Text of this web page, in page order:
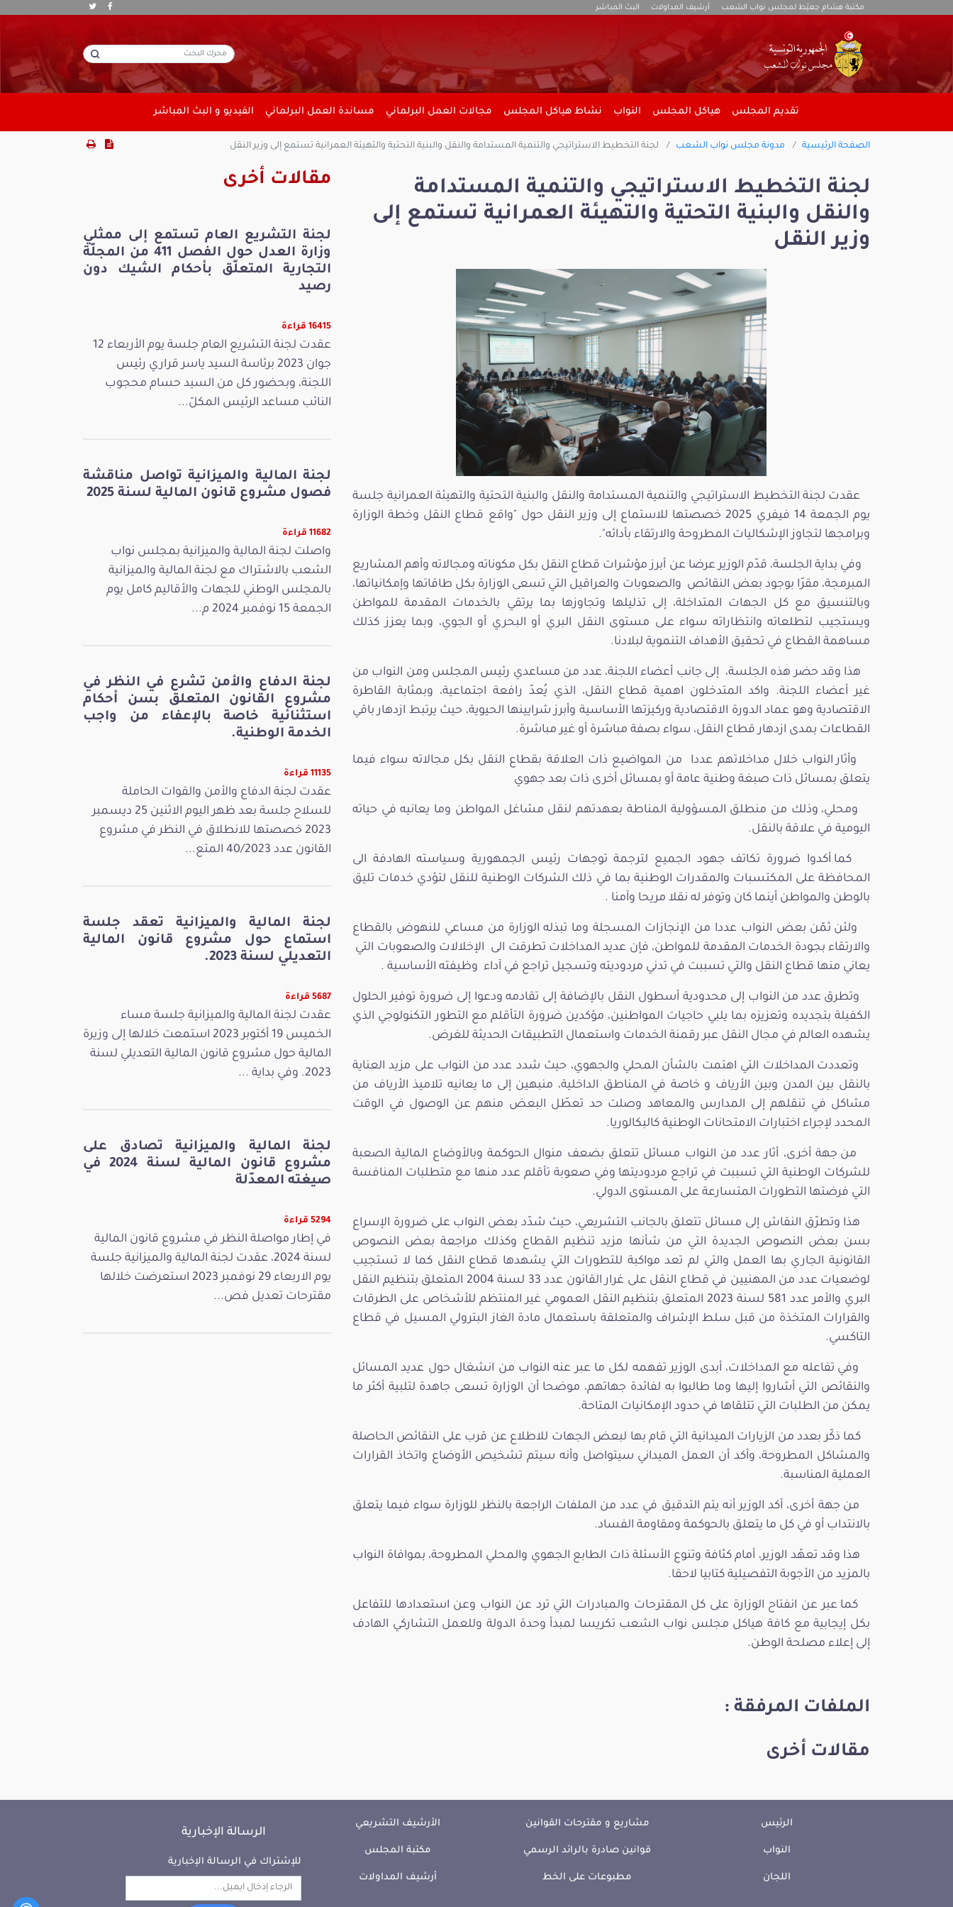
مكتبة هشام جعيّط لمجلس نواب الشعب أرشيف المداولات البث المباشر
تقديم المجلس هياكل المجلس النواب نشاط هياكل المجلس مجالات العمل البرلماني مساندة العمل البرلماني الفيديو و البث المباشر
الصفحة الرئيسية مدونة مجلس نواب الشعب لجنة التخطيط الاستراتيجي والتنمية المستدامة والنقل والبنية التحتية والتهيئة العمرانية تستمع إلى وزير النقل
لجنة التخطيط الاستراتيجي والتنمية المستدامة
والنقل والبنية التحتية والتهيئة العمرانية تستمع إلى
وزير النقل
عقدت لجنة التخطيط الاستراتيجي والتنمية المستدامة والنقل والبنية التحتية والتهيئة العمرانية جلسة
يوم الجمعة 14 فيفري 2025 خصصتها للاستماع إلى وزير النقل حول "واقع قطاع النقل وخطة الوزارة
وبرامجها لتجاوز الإشكاليات المطروحة والارتقاء بأدائه".
وفي بداية الجلسة، قدّم الوزير عرضا عن أبرز مؤشرات قطاع النقل بكل مكوناته ومجالاته وأهم المشاريع
المبرمجة، مقرّا بوجود بعض النقائص والصعوبات والعراقيل التي تسعى الوزارة بكل طاقاتها وإمكانياتها،
وبالتنسيق مع كل الجهات المتداخلة، إلى تذليلها وتجاوزها بما يرتقي بالخدمات المقدمة للمواطن
ويستجيب لتطلعاته وانتظاراته سواء على مستوى النقل البري أو البحري أو الجوي، وبما يعزز كذلك
مساهمة القطاع في تحقيق الأهداف التنموية لبلادنا.
هذا وقد حضر هذه الجلسة، إلى جانب أعضاء اللجنة، عدد من مساعدي رئيس المجلس ومن النواب من
غير أعضاء اللجنة. واكد المتدخلون اهمية قطاع النقل، الذي يُعدّ رافعة اجتماعية، وبمثابة القاطرة
الاقتصادية وهو عماد الدورة الاقتصادية وركيزتها الأساسية وأبرز شرايينها الحيوية، حيث يرتبط ازدهار باقي
القطاعات بمدى ازدهار قطاع النقل، سواء بصفة مباشرة أو غير مباشرة.
وأثار النواب خلال مداخلاتهم عددا من المواضيع ذات العلاقة بقطاع النقل بكل مجالاته سواء فيما
يتعلق بمسائل ذات صبغة وطنية عامة أو بمسائل أخرى ذات بعد جهوي
ومحلي، وذلك من منطلق المسؤولية المناطة بعهدتهم لنقل مشاغل المواطن وما يعانيه في حياته
اليومية في علاقة بالنقل.
كما أكدوا ضرورة تكاتف جهود الجميع لترجمة توجهات رئيس الجمهورية وسياسته الهادفة الى
المحافظة على المكتسبات والمقدرات الوطنية بما في ذلك الشركات الوطنية للنقل لتؤدي خدمات تليق
بالوطن والمواطن أينما كان وتوفر له نقلا مريحا وآمنا .
ولئن ثمّن بعض النواب عددا من الإنجازات المسجلة وما تبذله الوزارة من مساعي للنهوض بالقطاع
والارتقاء بجودة الخدمات المقدمة للمواطن، فإن عديد المداخلات تطرقت الى الإخلالات والصعوبات التي
يعاني منها قطاع النقل والتي تسببت في تدني مردوديته وتسجيل تراجع في آداء وظيفته الأساسية .
وتطرق عدد من النواب إلى محدودية أسطول النقل بالإضافة إلى تقادمه ودعوا إلى ضرورة توفير الحلول
الكفيلة بتجديده وتعزيزه بما يلبي حاجيات المواطنين، مؤكدين ضرورة التأقلم مع التطور التكنولوجي الذي
يشهده العالم في مجال النقل عبر رقمنة الخدمات واستعمال التطبيقات الحديثة للغرض.
وتعددت المداخلات التي اهتمت بالشأن المحلي والجهوي، حيث شدد عدد من النواب على مزيد العناية
بالنقل بين المدن وبين الأرياف و خاصة في المناطق الداخلية، منبهين إلى ما يعانيه تلاميذ الأرياف من
مشاكل في تنقلهم إلى المدارس والمعاهد وصلت حد تعطّل البعض منهم عن الوصول في الوقت
المحدد لإجراء اختبارات الامتحانات الوطنية كالبكالوريا.
من جهة أخرى، أثار عدد من النواب مسائل تتعلق بضعف منوال الحوكمة وبالأوضاع المالية الصعبة
للشركات الوطنية التي تسببت في تراجع مردوديتها وفي صعوبة تأقلم عدد منها مع متطلبات المنافسة
التي فرضتها التطورات المتسارعة على المستوى الدولي.
هذا وتطرّق النقاش إلى مسائل تتعلق بالجانب التشريعي، حيث شدّد بعض النواب على ضرورة الإسراع
بسن بعض النصوص الجديدة التي من شأنها مزيد تنظيم القطاع وكذلك مراجعة بعض النصوص
القانونية الجاري بها العمل والتي لم تعد مواكبة للتطورات التي يشهدها قطاع النقل كما لا تستجيب
لوضعيات عدد من المهنيين في قطاع النقل على غرار القانون عدد 33 لسنة 2004 المتعلق بتنظيم النقل
البري والأمر عدد 581 لسنة 2023 المتعلق بتنظيم النقل العمومي غير المنتظم للأشخاص على الطرقات
والقرارات المتخذة من قبل سلط الإشراف والمتعلقة باستعمال مادة الغاز البترولي المسيل في قطاع
التاكسي.
وفي تفاعله مع المداخلات، أبدى الوزير تفهمه لكل ما عبر عنه النواب من انشغال حول عديد المسائل
والنقائص التي أشاروا إليها وما طالبوا به لفائدة جهاتهم، موضحا أن الوزارة تسعى جاهدة لتلبية أكثر ما
يمكن من الطلبات التي تتلقاها في حدود الإمكانيات المتاحة.
كما ذكّر بعدد من الزيارات الميدانية التي قام بها لبعض الجهات للاطلاع عن قرب على النقائص الحاصلة
والمشاكل المطروحة، وأكد أن العمل الميداني سيتواصل وأنه سيتم تشخيص الأوضاع واتخاذ القرارات
العملية المناسبة.
من جهة أخرى، أكد الوزير أنه يتم التدقيق في عدد من الملفات الراجعة بالنظر للوزارة سواء فيما يتعلق
بالانتداب أو في كل ما يتعلق بالحوكمة ومقاومة الفساد.
هذا وقد تعهّد الوزير، أمام كثافة وتنوع الأسئلة ذات الطابع الجهوي والمحلي المطروحة، بموافاة النواب
بالمزيد من الأجوبة التفصيلية كتابيا لاحقا.
كما عبر عن انفتاح الوزارة على كل المقترحات والمبادرات التي ترد عن النواب وعن استعدادها للتفاعل
بكل إيجابية مع كافة هياكل مجلس نواب الشعب تكريسا لمبدأ وحدة الدولة وللعمل التشاركي الهادف
إلى إعلاء مصلحة الوطن.
الملفات المرفقة :
مقالات أخرى
مقالات أخرى
لجنة التشريع العام تستمع إلى ممثلي
وزارة العدل حول الفصل 411 من المجلّة
التجارية المتعلّق بأحكام الشيك دون
رصيد
16415 قراءة
عقدت لجنة التشريع العام جلسة يوم الأربعاء 12
جوان 2023 برئاسة السيد ياسر قراري رئيس
اللجنة، وبحضور كل من السيد حسام محجوب
النائب مساعد الرئيس المكلّ...
لجنة المالية والميزانية تواصل مناقشة
فصول مشروع قانون المالية لسنة 2025
11682 قراءة
واصلت لجنة المالية والميزانية بمجلس نواب
الشعب بالاشتراك مع لجنة المالية والميزانية
بالمجلس الوطني للجهات والأقاليم كامل يوم
الجمعة 15 نوفمبر 2024 م...
لجنة الدفاع والأمن تشرع في النظر في
مشروع القانون المتعلق بسن أحكام
استثنائية خاصة بالإعفاء من واجب
الخدمة الوطنية.
11135 قراءة
عقدت لجنة الدفاع والأمن والقوات الحاملة
للسلاح جلسة بعد ظهر اليوم الاثنين 25 ديسمبر
2023 خصصتها للانطلاق في النظر في مشروع
القانون عدد 40/2023 المتع...
لجنة المالية والميزانية تعقد جلسة
استماع حول مشروع قانون المالية
التعديلي لسنة 2023.
5687 قراءة
عقدت لجنة المالية والميزانية جلسة مساء
الخميس 19 أكتوبر 2023 استمعت خلالها إلى وزيرة
المالية حول مشروع قانون المالية التعديلي لسنة
2023. وفي بداية ...
لجنة المالية والميزانية تصادق على
مشروع قانون المالية لسنة 2024 في
صيغته المعدّلة
5294 قراءة
في إطار مواصلة النظر في مشروع قانون المالية
لسنة 2024، عقدت لجنة المالية والميزانية جلسة
يوم الاربعاء 29 نوفمبر 2023 استعرضت خلالها
مقترحات تعديل فص...
الرئيس
النواب
اللجان
مشاريع و مقترحات القوانين
قوانين صادرة بالرائد الرسمي
مطبوعات على الخط
الأرشيف التشريعي
مكتبة المجلس
أرشيف المداولات
الرسالة الإخبارية
للإشتراك في الرسالة الإخبارية